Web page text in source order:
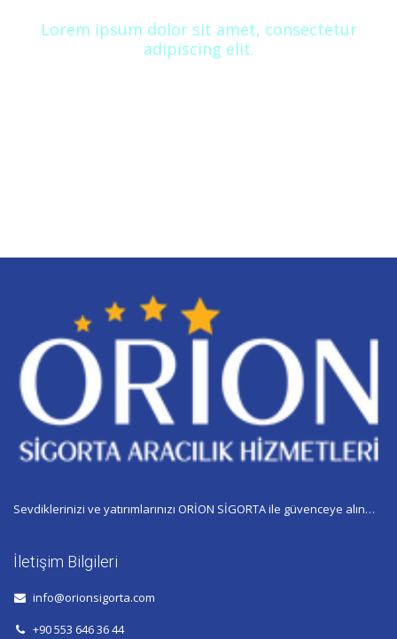
Lorem ipsum dolor sit amet, consectetur
adipiscing elit.
Sevdiklerinizi ve yatırımlarınızı ORİON SİGORTA ile güvenceye alın…
İletişim Bilgileri
info@orionsigorta.com
+90 553 646 36 44